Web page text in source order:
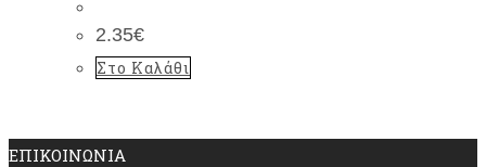
2.35€
Στο Καλάθι
ΕΠΙΚΟΙΝΩΝΙΑ